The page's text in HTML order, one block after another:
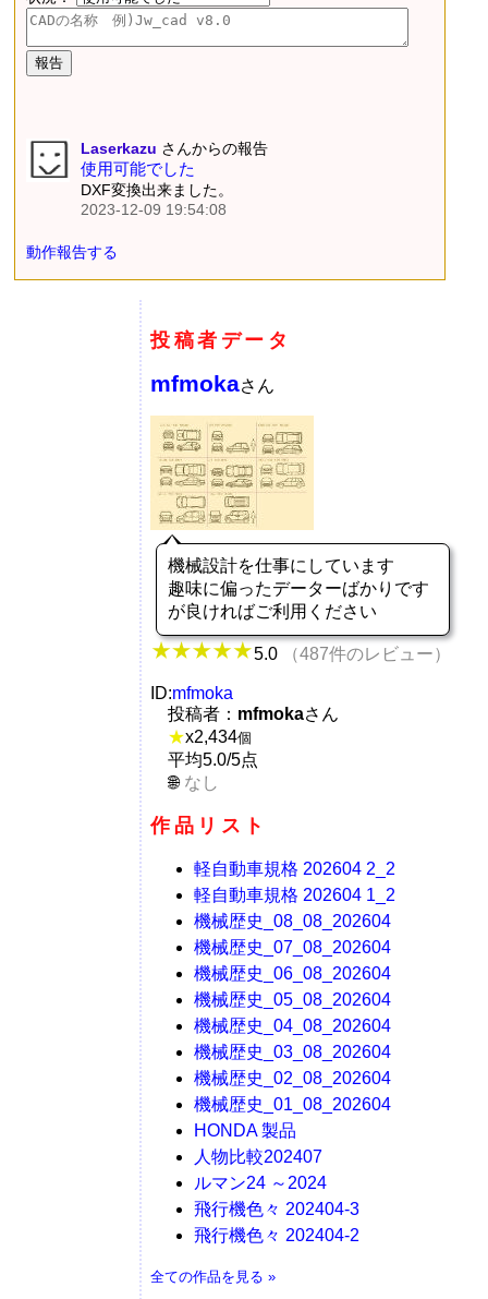
Laserkazu さんからの報告
使用可能でした
DXF変換出来ました。
2023-12-09 19:54:08
動作報告する
投稿者データ
mfmokaさん
機械設計を仕事にしています
趣味に偏ったデーターばかりです
が良ければご利用ください
5.0 （487件のレビュー）
ID:mfmoka
投稿者： mfmokaさん
★x2,434個
平均5.0/5点
なし
作品リスト
軽自動車規格 202604 2_2
軽自動車規格 202604 1_2
機械歴史_08_08_202604
機械歴史_07_08_202604
機械歴史_06_08_202604
機械歴史_05_08_202604
機械歴史_04_08_202604
機械歴史_03_08_202604
機械歴史_02_08_202604
機械歴史_01_08_202604
HONDA 製品
人物比較202407
ルマン24 ～2024
飛行機色々 202404-3
飛行機色々 202404-2
全ての作品を見る »